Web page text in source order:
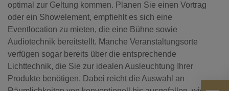
optimal zur Geltung kommen. Planen Sie einen Vortrag
oder ein Showelement, empfiehlt es sich eine
Eventlocation zu mieten, die eine Bühne sowie
Audiotechnik bereitstellt. Manche Veranstaltungsorte
verfügen sogar bereits über die entsprechende
Lichttechnik, die Sie zur idealen Ausleuchtung Ihrer
Produkte benötigen. Dabei reicht die Auswahl an